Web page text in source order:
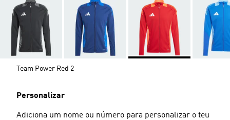
Team Power Red 2
Personalizar
Adiciona um nome ou número para personalizar o teu